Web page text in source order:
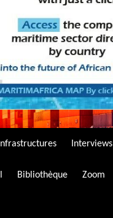
Infrastructures Interviews
Bibliothèque Zoom